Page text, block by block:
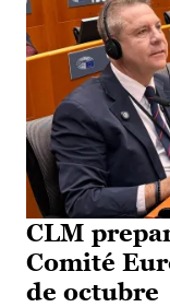
CLM
Comité
de octubre